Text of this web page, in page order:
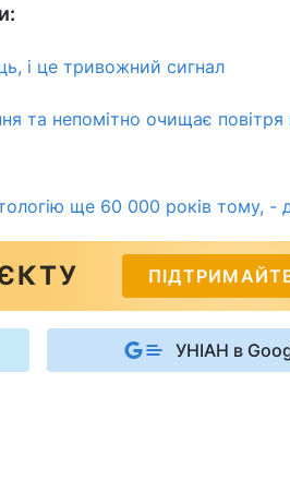
і це тривожний сигнал
та непомітно очищає повітря
ще 60 000 років тому, -
УНІАН в